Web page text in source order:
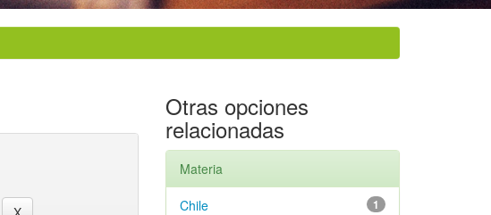
Otras opciones
relacionadas
Materia
1
Chile